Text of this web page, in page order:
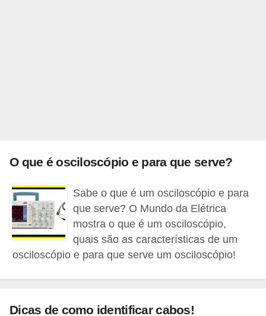
O que é osciloscópio e para que serve?
Sabe o que é um osciloscópio e para
que serve? O Mundo da Elétrica
mostra o que é um osciloscópio,
quais são as características de um
osciloscópio e para que serve um osciloscópio!
Dicas de como identificar cabos!
e
t
r
i
c
i
d
d